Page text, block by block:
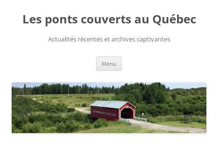
contenu
Les ponts couverts au Québec
Actualités récentes et archives captivantes
Menu